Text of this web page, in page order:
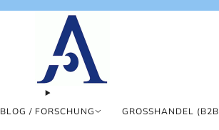
BLOG / FORSCHUNG GROSSHANDEL (B2B)